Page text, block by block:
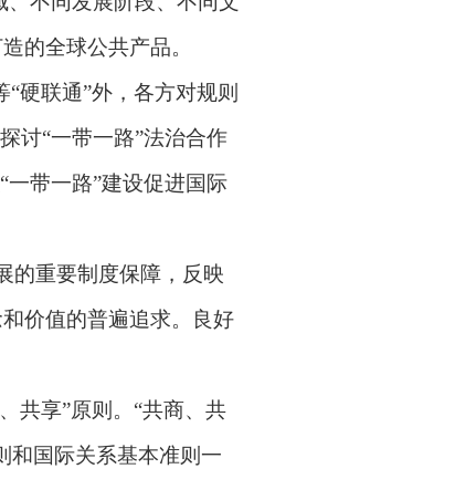
的全球公共产品。
“硬联通”外，各方对规则
讨“一带一路”法治合作
“一带一路”建设促进国际
的重要制度保障，反映
价值的普遍追求。良好
共享”原则。 “共商、共
和国际关系基本准则一